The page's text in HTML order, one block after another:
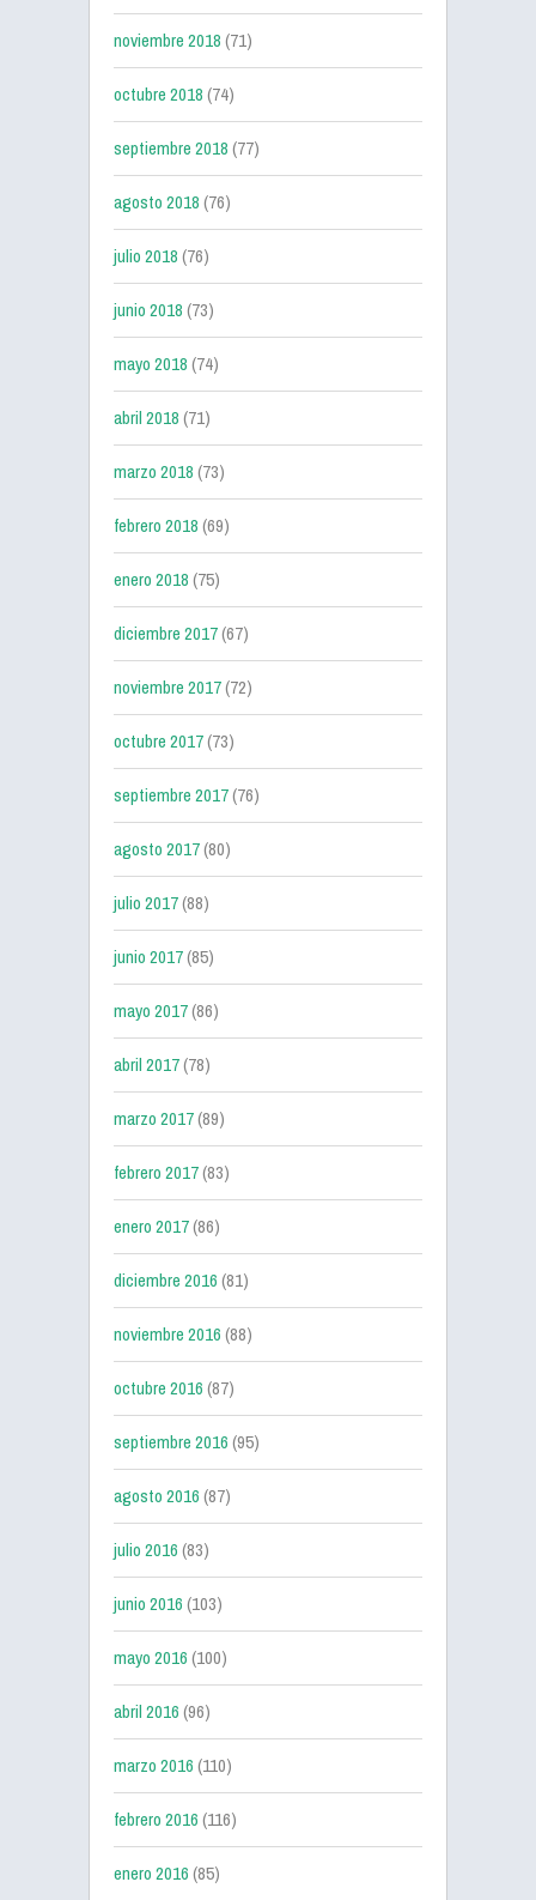
noviembre 2018(71)
octubre 2018(74)
septiembre 2018(77)
agosto 2018(76)
julio 2018(76)
junio 2018(73)
mayo 2018(74)
abril 2018(71)
marzo 2018(73)
febrero 2018(69)
enero 2018(75)
diciembre 2017(67)
noviembre 2017(72)
octubre 2017(73)
septiembre 2017(76)
agosto 2017(80)
julio 2017(88)
junio 2017(85)
mayo 2017(86)
abril 2017(78)
marzo 2017(89)
febrero 2017(83)
enero 2017(86)
diciembre 2016(81)
noviembre 2016(88)
octubre 2016(87)
septiembre 2016(95)
agosto 2016(87)
julio 2016(83)
junio 2016(103)
mayo 2016(100)
abril 2016(96)
marzo 2016(110)
febrero 2016(116)
enero 2016(85)